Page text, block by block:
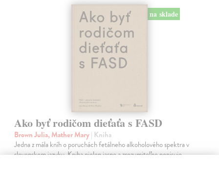
na sklade
Ako byť rodičom dieťaťa s FASD
Brown Julia, Mather Mary| Kniha
Jedna z mála kníh o poruchách fetálneho alkoholového spektra v
slovenskom jazyku. Kniha nielen jasne a zrozumiteľne popisuje